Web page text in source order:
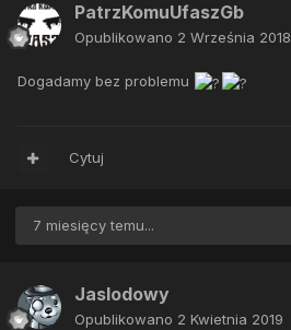
PatrzKomuUfaszGb
Opublikowano 2 Września 2018
Dogadamy bez problemu
Cytuj
7 miesięcy temu...
Jaslodowy
Opublikowano 2 Kwietnia 2019